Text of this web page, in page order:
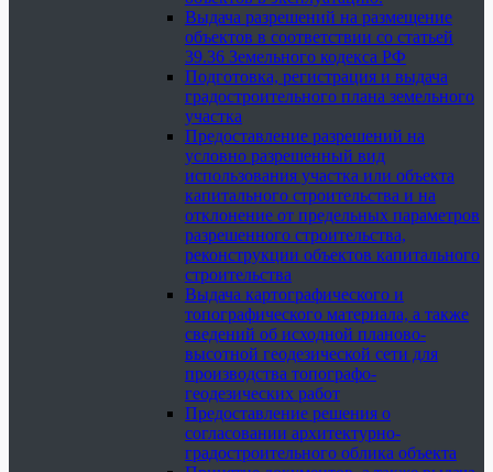
Выдача разрешений на размещение
объектов в соответствии со статьей
39.36 Земельного кодекса РФ
Подготовка, регистрация и выдача
градостроительного плана земельного
участка
Предоставление разрешений на
условно разрешенный вид
использования участка или объекта
капитального строительства и на
отклонение от предельных параметров
разрешенного строительства,
реконструкции объектов капитального
строительства
Выдача картографического и
топографического материала, а также
сведений об исходной планово-
высотной геодезической сети для
производства топографо-
геодезических работ
Предоставление решения о
согласовании архитектурно-
градостроительного облика объекта